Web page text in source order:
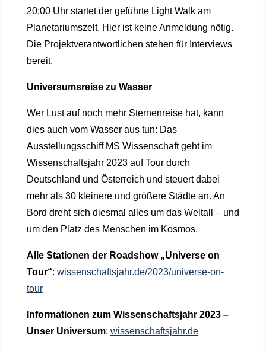
20:00 Uhr startet der geführte Light Walk am
Planetariumszelt. Hier ist keine Anmeldung nötig.
Die Projektverantwortlichen stehen für Interviews
bereit.
Universumsreise zu Wasser
Wer Lust auf noch mehr Sternenreise hat, kann
dies auch vom Wasser aus tun: Das
Ausstellungsschiff MS Wissenschaft geht im
Wissenschaftsjahr 2023 auf Tour durch
Deutschland und Österreich und steuert dabei
mehr als 30 kleinere und größere Städte an. An
Bord dreht sich diesmal alles um das Weltall – und
um den Platz des Menschen im Kosmos.
Alle Stationen der Roadshow „Universe on
Tour“: wissenschaftsjahr.de/2023/universe-on-
tour
Informationen zum Wissenschaftsjahr 2023 –
Unser Universum: wissenschaftsjahr.de